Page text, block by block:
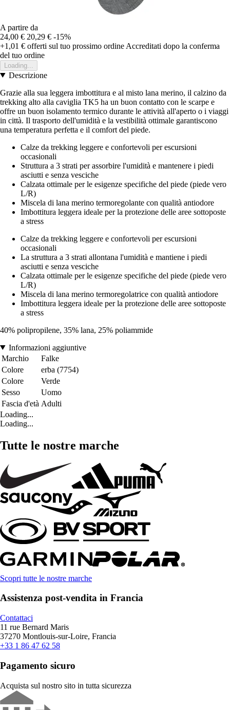
A partire da
24,00 € 20,29 € -15%
+1,01 € offerti sul tuo prossimo ordine Accreditati dopo la conferma
del tuo ordine
Loading...
Descrizione
Grazie alla sua leggera imbottitura e al misto lana merino, il calzino da
trekking alto alla caviglia TK5 ha un buon contatto con le scarpe e
offre un buon isolamento termico durante le attività all'aperto o i viaggi
in città. Il trasporto dell'umidità e la vestibilità ottimale garantiscono
una temperatura perfetta e il comfort del piede.
Calze da trekking leggere e confortevoli per escursioni
occasionali
Struttura a 3 strati per assorbire l'umidità e mantenere i piedi
asciutti e senza vesciche
Calzata ottimale per le esigenze specifiche del piede (piede vero
L/R)
Miscela di lana merino termoregolante con qualità antiodore
Imbottitura leggera ideale per la protezione delle aree sottoposte
a stress
Calze da trekking leggere e confortevoli per escursioni
occasionali
La struttura a 3 strati allontana l'umidità e mantiene i piedi
asciutti e senza vesciche
Calzata ottimale per le esigenze specifiche del piede (piede vero
L/R)
Miscela di lana merino termoregolatrice con qualità antiodore
Imbottitura leggera ideale per la protezione delle aree sottoposte
a stress
40% polipropilene, 35% lana, 25% poliammide
Informazioni aggiuntive
Marchio
Falke
Colore
erba (7754)
Colore
Verde
Sesso
Uomo
Fascia d'età Adulti
Loading...
Loading...
Tutte le nostre marche
Scopri tutte le nostre marche
Assistenza post-vendita in Francia
Contattaci
11 rue Bernard Maris
37270 Montlouis-sur-Loire, Francia
+33 1 86 47 62 58
Pagamento sicuro
Acquista sul nostro sito in tutta sicurezza